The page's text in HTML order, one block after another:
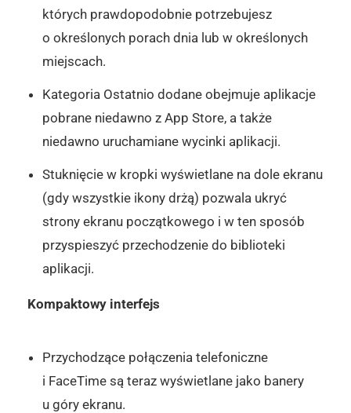
których prawdopodobnie potrzebujesz
o określonych porach dnia lub w określonych
miejscach.
Kategoria Ostatnio dodane obejmuje aplikacje
pobrane niedawno z App Store, a także
niedawno uruchamiane wycinki aplikacji.
Stuknięcie w kropki wyświetlane na dole ekranu
(gdy wszystkie ikony drżą) pozwala ukryć
strony ekranu początkowego i w ten sposób
przyspieszyć przechodzenie do biblioteki
aplikacji.
Kompaktowy interfejs
Przychodzące połączenia telefoniczne
i FaceTime są teraz wyświetlane jako banery
u góry ekranu.